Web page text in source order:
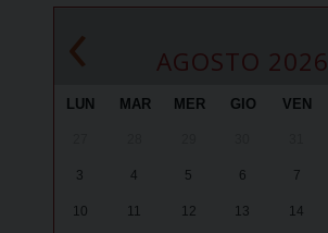
‹ AGOSTO 2026
LUN MAR MER GIO VEN
3 4 5 6 7
10 11 12 13 14